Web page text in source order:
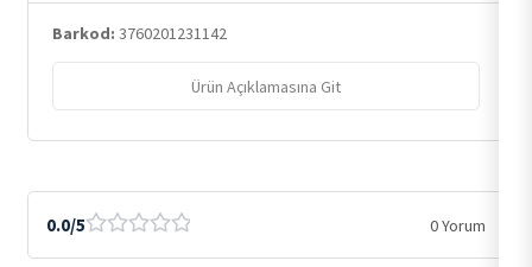
Barkod: 3760201231142
Ürün Açıklamasına Git
0.0/5 0 Yorum